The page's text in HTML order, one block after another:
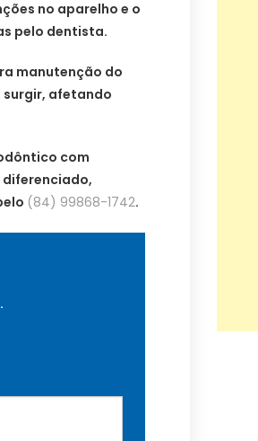
no aparelho e o
pelo dentista.
manutenção do
afetando
com
(84) 99868-1742.